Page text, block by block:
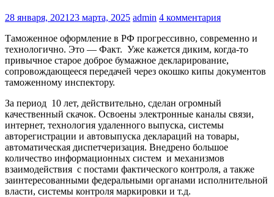
Posted
28 января, 2021 23 марта, 2025 Author
admin 4 комментария
Таможенное оформление в РФ прогрессивно, современно и
технологично. Это — Факт. Уже кажется диким, когда-то
привычное старое доброе бумажное декларирование,
сопровождающееся передачей через окошко кипы документов
таможенному инспектору.
За период 10 лет, действительно, сделан огромный
качественный скачок. Освоены электронные каналы связи,
интернет, технология удаленного выпуска, системы
авторегистрации и автовыпуска деклараций на товары,
автоматическая диспетчеризация. Внедрено большое
количество информационных систем и механизмов
взаимодействия с постами фактического контроля, а также
заинтересованными федеральными органами исполнительной
власти, системы контроля маркировки и т.д.